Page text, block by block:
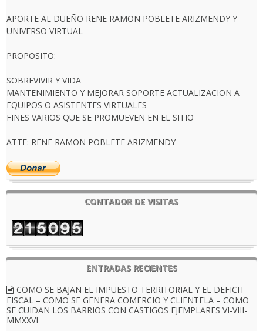
APORTE AL DUEÑO RENE RAMON POBLETE ARIZMENDY Y
UNIVERSO VIRTUAL
PROPOSITO:
SOBREVIVIR Y VIDA
MANTENIMIENTO Y MEJORAR SOPORTE ACTUALIZACION A
EQUIPOS O ASISTENTES VIRTUALES
FINES VARIOS QUE SE PROMUEVEN EN EL SITIO
ATTE: RENE RAMON POBLETE ARIZMENDY
CONTADOR DE VISITAS
ENTRADAS RECIENTES
COMO SE BAJAN EL IMPUESTO TERRITORIAL Y EL DEFICIT
FISCAL – COMO SE GENERA COMERCIO Y CLIENTELA – COMO
SE CUIDAN LOS BARRIOS CON CASTIGOS EJEMPLARES VI-VIII-
MMXXVI